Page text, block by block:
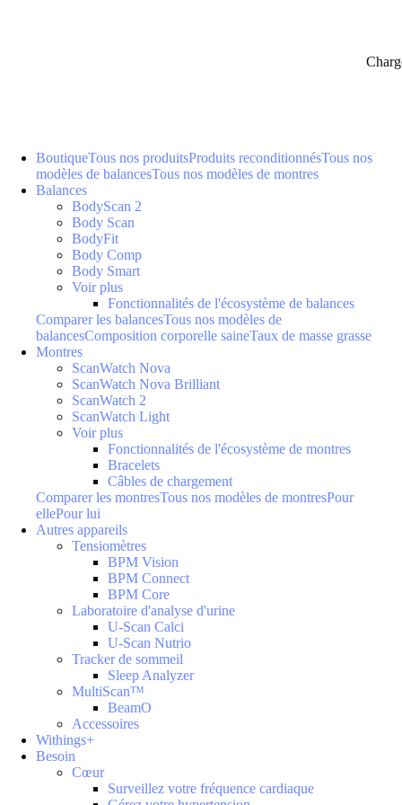
BoutiqueTous nos produitsProduits reconditionnésTous nos
modèles de balancesTous nos modèles de montres
Balances
BodyScan 2
Body Scan
BodyFit
Body Comp
Body Smart
Voir plus
Fonctionnalités de l'écosystème de balances
Comparer les balancesTous nos modèles de
balancesComposition corporelle saineTaux de masse grasse
Montres
ScanWatch Nova
ScanWatch Nova Brilliant
ScanWatch 2
ScanWatch Light
Voir plus
Fonctionnalités de l'écosystème de montres
Bracelets
Câbles de chargement
Comparer les montresTous nos modèles de montresPour
ellePour lui
Autres appareils
Tensiomètres
BPM Vision
BPM Connect
BPM Core
Laboratoire d'analyse d'urine
U-Scan Calci
U-Scan Nutrio
Tracker de sommeil
Sleep Analyzer
MultiScan™
BeamO
Accessoires
Withings+
Besoin
Cœur
Surveillez votre fréquence cardiaque